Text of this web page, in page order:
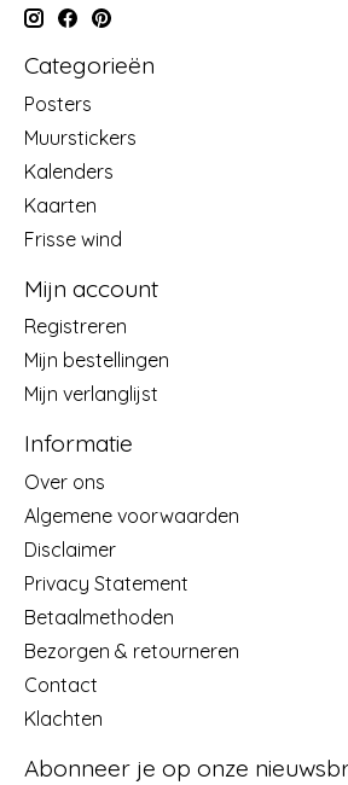
Categorieën
Posters
Muurstickers
Kalenders
Kaarten
Frisse wind
Mijn account
Registreren
Mijn bestellingen
Mijn verlanglijst
Informatie
Over ons
Algemene voorwaarden
Disclaimer
Privacy Statement
Betaalmethoden
Bezorgen & retourneren
Contact
Klachten
Abonneer je op onze